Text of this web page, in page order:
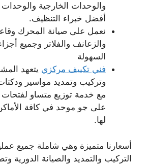
والوحدات الخارجية والوحدات
أفضل خبراء التنظيف.
نعمل على صيانة المحرك
والزعانف والفلاتر وجميع
السهولة
فني تكييف مركزي يتعهد
وتركيب وتمديد مواسير
مع خدمة توزيع متساو لفتحات
على جو موحد في كافة
لها.
أسعارنا متميزة وهي شاملة جميع
التركيب والتمديد والصيانة الدورية